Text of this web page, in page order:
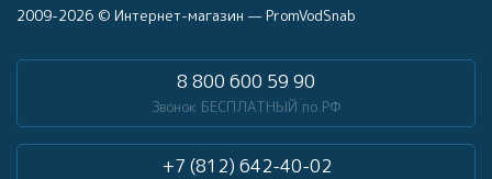
2009-2026 © Интернет-магазин — PromVodSnab
8 800 600 59 90
Звонок БЕСПЛАТНЫЙ по РФ
+7 (812) 642-40-02